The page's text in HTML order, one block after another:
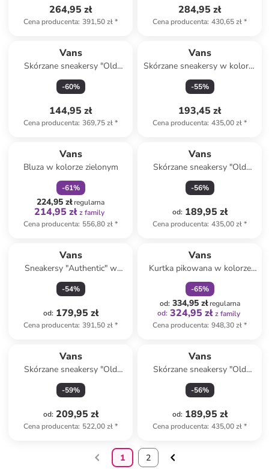
264,95 zł
Cena producenta: 391,50 zł*
284,95 zł
Cena producenta: 430,65 zł*
Vans
Skórzane sneakersy "Old
Skool" w kolorze
pomarańczowym
-60%
144,95 zł
Cena producenta: 369,75 zł*
Vans
Skórzane sneakersy w kolorze
beżowo-oliwkowym
-55%
193,45 zł
Cena producenta: 435,00 zł*
Vans
Bluza w kolorze zielonym
-61%
224,95 złregularna
214,95 zł z family
Cena producenta: 556,80 zł*
Vans
Skórzane sneakersy "Old
Skool" w kolorze
jasnobrązowym
-56%
od: 189,95 zł
Cena producenta: 435,00 zł*
Vans
Sneakersy "Authentic" w
kolorze błękitnym
-54%
od: 179,95 zł
Cena producenta: 391,50 zł*
Vans
Kurtka pikowana w kolorze
kremowym
-65%
od: 334,95 złregularna
od: 324,95 zł z family
Cena producenta: 948,30 zł*
Vans
Skórzane sneakersy "Old
Skool" w kolorze białym
-59%
od: 209,95 zł
Cena producenta: 522,00 zł*
Vans
Skórzane sneakersy "Old
Skool" w kolorze czarno-
beżowym
-56%
od: 189,95 zł
Cena producenta: 435,00 zł*
1 2